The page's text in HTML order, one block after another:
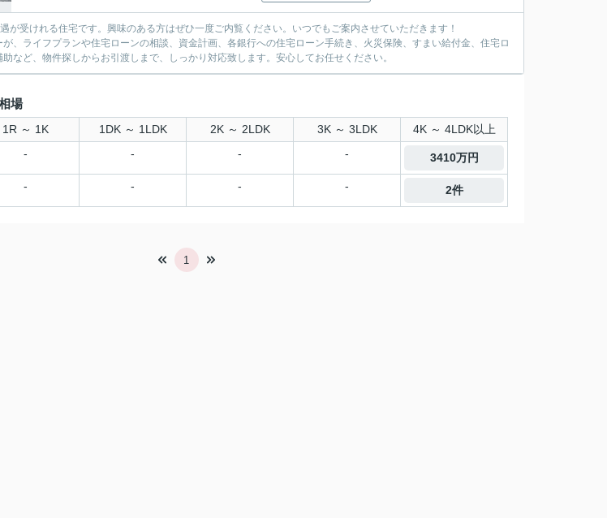
が受けれる住宅です。興味のある方はぜひ一度ご内覧ください。いつでもご案内させていただきます！
、ライフプランや住宅ローンの相談、資金計画、各銀行への住宅ローン手続き、火災保険、すまい給付金、住宅ロ
など、物件探しからお引渡しまで、しっかり対応致します。安心してお任せください。
場
1R ～ 1K 1DK ～ 1LDK 2K ～ 2LDK 3K ～ 3LDK 4K ～ 4LDK以上
- - - - 3410万円
- - - - 2件
1